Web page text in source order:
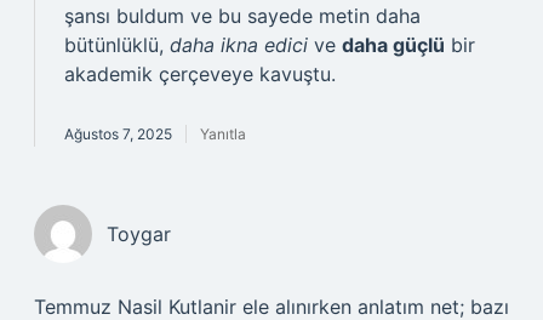
şansı buldum ve bu sayede metin daha
bütünlüklü, daha ikna edici ve daha güçlü bir
akademik çerçeveye kavuştu.
Ağustos 7, 2025 Yanıtla
Toygar
Temmuz Nasil Kutlanir ele alınırken anlatım net; bazı